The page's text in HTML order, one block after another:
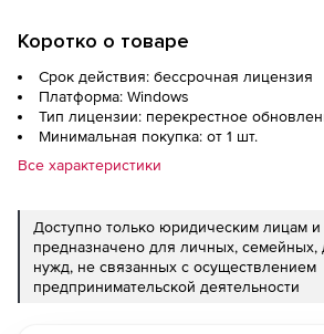
Коротко о товаре
Срок действия: бессрочная лицензия
Платформа: Windows
Тип лицензии: перекрестное
Минимальная покупка: от 1 шт.
Все характеристики
Доступно только юридическим лицам
предназначено для личных,
нужд, не связанных с осуществлением
предпринимательской деятельности